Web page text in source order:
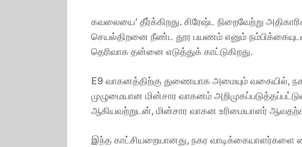
கவலையை’ தீர்க்கிறது. சிரேஷ்ட நிறைவேற்று
செயல்திறனை நீண்ட தூர பயணம் எனும்
தெரிவாக தன்னை எடுத்துக் காட்டுகிறது.
E9 வாகனத்திற்கு துணையாக அமையும் வகையில்,
முழுமையான மின்சார வாகனம்
ஆகியவற்றுடன், மின்சார வாகன உரிமையாளர்
இந்த காட்சியறையானது, நகர